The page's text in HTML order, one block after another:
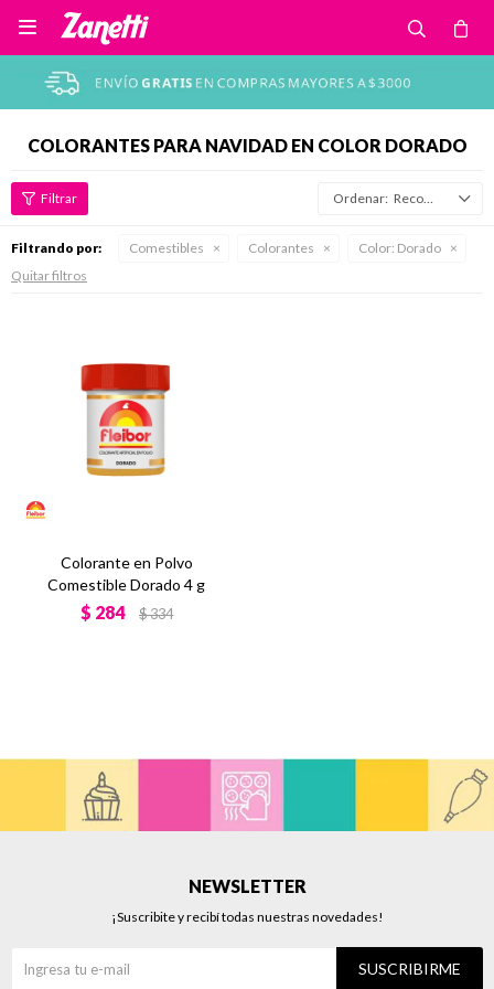

COLORANTES PARA NAVIDAD EN COLOR DORADO
Recomendados
Filtrando por: Comestibles Colorantes Color: Dorado
Quitar filtros
Colorante en Polvo
Comestible Dorado 4 g
$ 284 $334
NEWSLETTER
¡Suscribite y recibí todas nuestras novedades!
SUSCRIBIRME